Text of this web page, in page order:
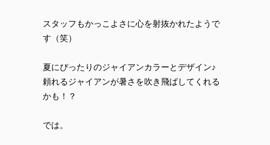
スタッフもかっこよさに心を射抜かれたようで
す（笑）
夏にぴったりのジャイアンカラーとデザイン♪
頼れるジャイアンが暑さを吹き飛ばしてくれる
かも！？
では。